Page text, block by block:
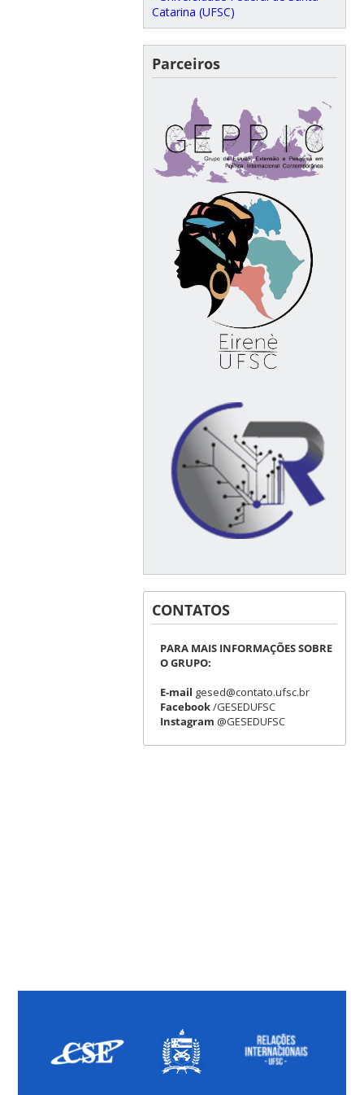
Catarina (UFSC)
Parceiros
CONTATOS
PARA MAIS INFORMAÇÕES SOBRE
O GRUPO:
E-mail gesed@contato.ufsc.br
Facebook/GESEDUFSC
Instagram @GESEDUFSC